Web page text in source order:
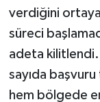
verdiğini
süreci
adeta
sayıda
hem bölgede